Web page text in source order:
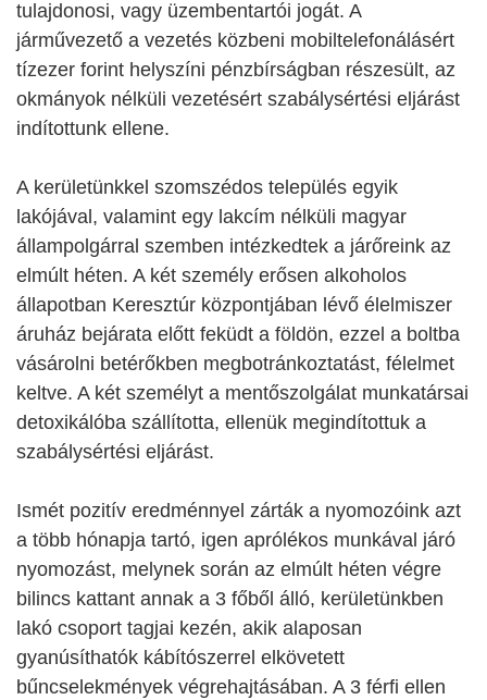
tulajdonosi, vagy üzembentartói jogát. A
járművezető a vezetés közbeni mobiltelefonálásért
tízezer forint helyszíni pénzbírságban részesült, az
okmányok nélküli vezetésért szabálysértési eljárást
indítottunk ellene.
A kerületünkkel szomszédos település egyik
lakójával, valamint egy lakcím nélküli magyar
állampolgárral szemben intézkedtek a járőreink az
elmúlt héten. A két személy erősen alkoholos
állapotban Keresztúr központjában lévő élelmiszer
áruház bejárata előtt feküdt a földön, ezzel a boltba
vásárolni betérőkben megbotránkoztatást, félelmet
keltve. A két személyt a mentőszolgálat munkatársai
detoxikálóba szállította, ellenük megindítottuk a
szabálysértési eljárást.
Ismét pozitív eredménnyel zárták a nyomozóink azt
a több hónapja tartó, igen aprólékos munkával járó
nyomozást, melynek során az elmúlt héten végre
bilincs kattant annak a 3 főből álló, kerületünkben
lakó csoport tagjai kezén, akik alaposan
gyanúsíthatók kábítószerrel elkövetett
bűncselekmények végrehajtásában. A 3 férfi ellen